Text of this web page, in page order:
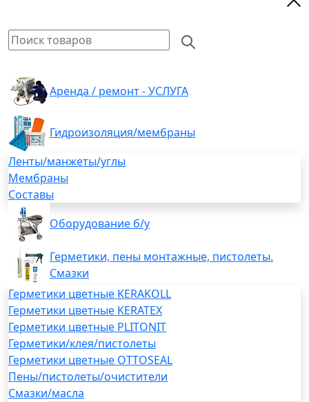
Аренда / ремонт - УСЛУГА
Гидроизоляция/мембраны
Ленты/манжеты/углы
Мембраны
Составы
Оборудование б/у
Герметики, пены монтажные, пистолеты.
Смазки
Герметики цветные KERAKOLL
Герметики цветные KERATEX
Герметики цветные PLITONIT
Герметики/клея/пистолеты
Герметики цветные OTTOSEAL
Пены/пистолеты/очистители
Смазки/масла